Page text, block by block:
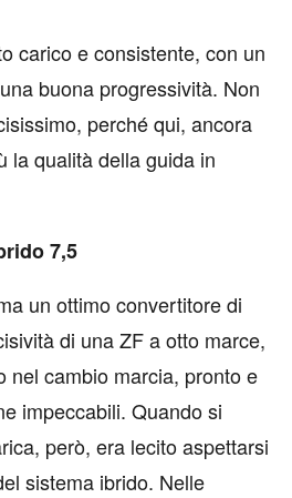
carico e consistente, con un
buona progressività. Non
perché qui, ancora
la qualità della guida in
7,5
un ottimo convertitore di
di una ZF a otto marce,
nel cambio marcia, pronto e
impeccabili. Quando si
però, era lecito aspettarsi
sistema ibrido. Nelle